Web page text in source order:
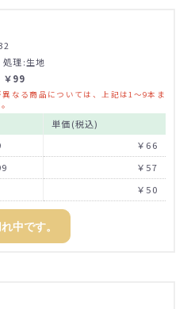
理:生地
￥99
なる商品については、上記は1～9本ま
単価(税込)
￥66
￥57
￥50
中です。